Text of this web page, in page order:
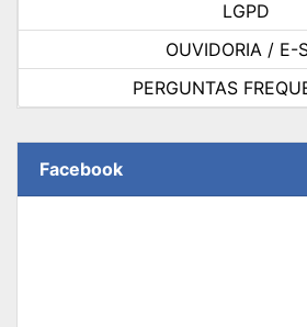
LGPD
OUVIDORIA / E-
PERGUNTAS
Facebook